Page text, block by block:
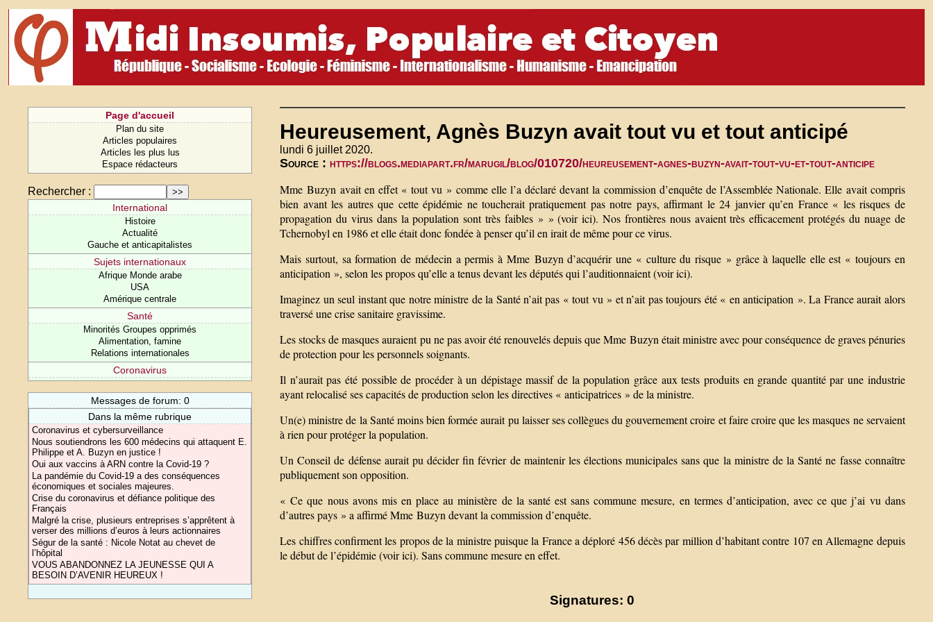
Page d'accueil
Plan du site
Articles populaires
Articles les plus lus
Espace rédacteurs
Rechercher :
International
Histoire
Actualité
Gauche et anticapitalistes
Sujets internationaux
Afrique Monde arabe
USA
Amérique centrale
Santé
Minorités Groupes opprimés
Alimentation, famine
Relations internationales
Coronavirus
Messages de forum: 0
Dans la même rubrique
Coronavirus et cybersurveillance
Nous soutiendrons les 600 médecins qui attaquent E.
Philippe et A. Buzyn en justice !
Oui aux vaccins à ARN contre la Covid-19 ?
La pandémie du Covid-19 a des conséquences
économiques et sociales majeures.
Crise du coronavirus et défiance politique des
Français
Malgré la crise, plusieurs entreprises s’apprêtent à
verser des millions d’euros à leurs actionnaires
Ségur de la santé : Nicole Notat au chevet de
l’hôpital
VOUS ABANDONNEZ LA JEUNESSE QUI A
BESOIN D’AVENIR HEUREUX !
Heureusement, Agnès Buzyn avait tout vu et tout anticipé
lundi 6 juillet 2020.
Source :https://blogs.mediapart.fr/marugil/blog/010720/heureusement-agnes-buzyn-avait-tout-vu-et-tout-anticipe
Mme Buzyn avait en effet « tout vu » comme elle l’a déclaré devant la commission d’enquête de l’Assemblée Nationale. Elle avait compris
bien avant les autres que cette épidémie ne toucherait pratiquement pas notre pays, affirmant le 24 janvier qu’en France « les risques de
propagation du virus dans la population sont très faibles » » (voir ici). Nos frontières nous avaient très efficacement protégés du nuage de
Tchernobyl en 1986 et elle était donc fondée à penser qu’il en irait de même pour ce virus.
Mais surtout, sa formation de médecin a permis à Mme Buzyn d’acquérir une « culture du risque » grâce à laquelle elle est « toujours en
anticipation », selon les propos qu’elle a tenus devant les députés qui l’auditionnaient (voir ici).
Imaginez un seul instant que notre ministre de la Santé n’ait pas « tout vu » et n’ait pas toujours été « en anticipation ». La France aurait alors
traversé une crise sanitaire gravissime.
Les stocks de masques auraient pu ne pas avoir été renouvelés depuis que Mme Buzyn était ministre avec pour conséquence de graves pénuries
de protection pour les personnels soignants.
Il n’aurait pas été possible de procéder à un dépistage massif de la population grâce aux tests produits en grande quantité par une industrie
ayant relocalisé ses capacités de production selon les directives « anticipatrices » de la ministre.
Un(e) ministre de la Santé moins bien formée aurait pu laisser ses collègues du gouvernement croire et faire croire que les masques ne servaient
à rien pour protéger la population.
Un Conseil de défense aurait pu décider fin février de maintenir les élections municipales sans que la ministre de la Santé ne fasse connaître
publiquement son opposition.
« Ce que nous avons mis en place au ministère de la santé est sans commune mesure, en termes d’anticipation, avec ce que j’ai vu dans
d’autres pays » a affirmé Mme Buzyn devant la commission d’enquête.
Les chiffres confirment les propos de la ministre puisque la France a déploré 456 décès par million d’habitant contre 107 en Allemagne depuis
le début de l’épidémie (voir ici). Sans commune mesure en effet.
Signatures: 0